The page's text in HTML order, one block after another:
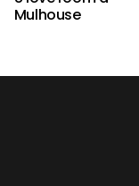
Mulhouse